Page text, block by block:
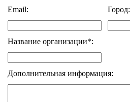
Email: Город:
Название организации*:
Дополнительная информация: